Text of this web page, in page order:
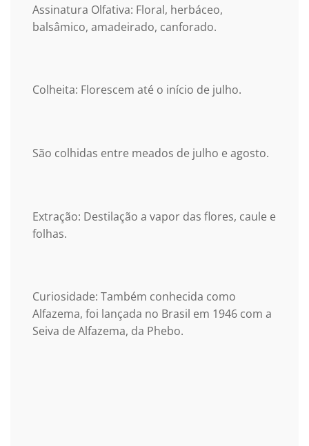
Assinatura Olfativa: Floral, herbáceo,
balsâmico, amadeirado, canforado.
Colheita: Florescem até o início de julho.
São colhidas entre meados de julho e agosto.
Extração: Destilação a vapor das flores, caule e
folhas.
Curiosidade: Também conhecida como
Alfazema, foi lançada no Brasil em 1946 com a
Seiva de Alfazema, da Phebo.